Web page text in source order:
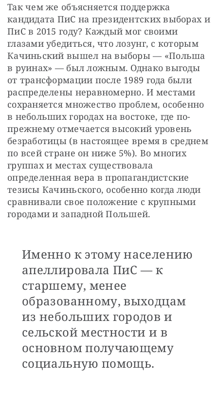
Так чем же объясняется поддержка
кандидата ПиС на президентских выборах и
ПиС в 2015 году? Каждый мог своими
глазами убедиться, что лозунг, с которым
Качиньский вышел на выборы — «Польша
в руинах» — был ложным. Однако выгоды
от трансформации после 1989 года были
распределены неравномерно. И местами
сохраняется множество проблем, особенно
в небольших городах на востоке, где по-
прежнему отмечается высокий уровень
безработицы (в настоящее время в среднем
по всей стране он ниже 5%). Во многих
группах и местах существовала
определенная вера в пропагандистские
тезисы Качиньского, особенно когда люди
сравнивали свое положение с крупными
городами и западной Польшей.
Именно к этому населению
апеллировала ПиС — к
старшему, менее
образованному, выходцам
из небольших городов и
сельской местности и в
основном получающему
социальную помощь.